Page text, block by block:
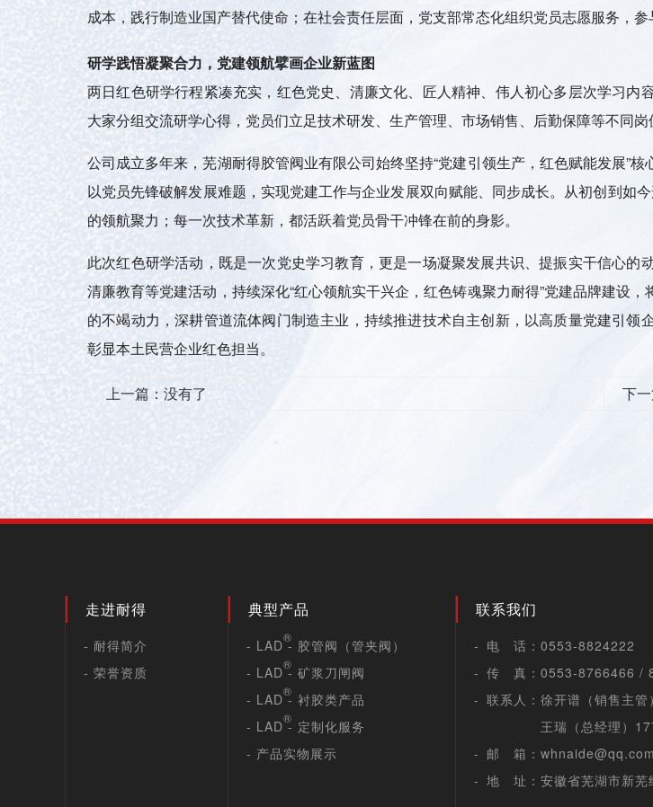
成本，践行制造业国产替代使命；在社会责任层面，党支部常态化组织党员志愿服务，
研学践悟凝聚合力，党建领航擘画企业新蓝图
两日红色研学行程紧凑充实，红色党史、清廉文化、匠人精神、伟人初心多层次学习内
大家分组交流研学心得，党员们立足技术研发、生产管理、市场销售、后勤保障等不同岗
公司成立多年来，芜湖耐得胶管阀业有限公司始终坚持“党建引领生产，红色赋能发展”核
以党员先锋破解发展难题，实现党建工作与企业发展双向赋能、同步成长。从初创到如
的领航聚力；每一次技术革新，都活跃着党员骨干冲锋在前的身影。
此次红色研学活动，既是一次党史学习教育，更是一场凝聚发展共识、提振实干信心的
清廉教育等党建活动，持续深化“红心领航实干兴企，红色铸魂聚力耐得”党建品牌建设，
的不竭动力，深耕管道流体阀门制造主业，持续推进技术自主创新，以高质量党建引
彰显本土民营企业红色担当。
上一篇： 没有了 下一
走进耐得
- 耐得简介
- 荣誉资质
典型产品
- LAD®
- 胶管阀（管夹阀）
- LAD®
- 矿浆刀闸阀
- LAD®
- 衬胶类产品
- LAD®
- 定制化服务
- 产品实物展示
联系我们
电 话： 0553-8824222
传 真： 0553-8766466 /
联系人： 徐开谱（销售主管）
王瑞（总经理）
邮 箱： whnaide@qq.com
地 址： 安徽省芜湖市新